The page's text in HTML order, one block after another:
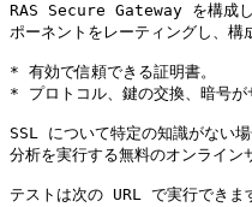
RAS Secure Gateway を構成し
ポーネントをレーティングし、構
* 有効で信頼できる証明書。
* プロトコル、鍵の交換、暗号が
SSL について特定の知識がな
分析を実行する無料のオンライ
テストは次の URL で実行